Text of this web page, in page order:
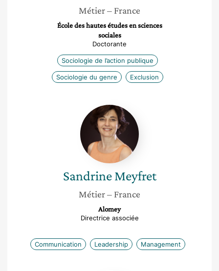
Métier– France
École des hautes études en sciences
sociales
Doctorante
Sociologie de l’action publique
Sociologie du genre Exclusion
Sandrine
Meyfret
Sandrine Meyfret
Métier– France
Alomey
Directrice associée
Communication Leadership Management